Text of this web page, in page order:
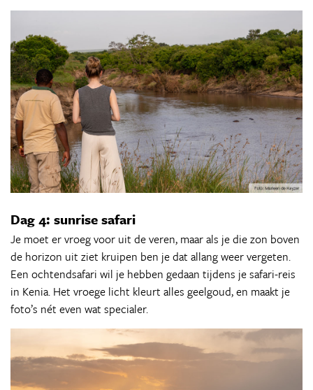
Dag 4: sunrise safari
Je moet er vroeg voor uit de veren, maar als je die zon boven
de horizon uit ziet kruipen ben je dat allang weer vergeten.
Een ochtendsafari wil je hebben gedaan tijdens je safari-reis
in Kenia. Het vroege licht kleurt alles geelgoud, en maakt je
foto’s nét even wat specialer.